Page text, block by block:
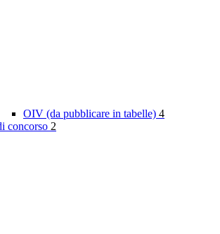
OIV (da pubblicare in tabelle) 4
concorso 2